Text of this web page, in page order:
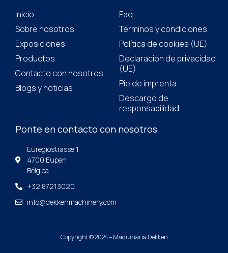
Inicio
Sobre nosotros
Exposiciones
Productos
Contacto con nosotros
Blogs y noticias
Faq
Términos y condiciones
Política de cookies (UE)
Declaración de privacidad
(UE)
Pie de imprenta
Descargo de
responsabilidad
Ponte en contacto con nosotros
Euregiostrasse 1
4700 Eupen
Bélgica
+32 87213020
info@dekkenmachinery.com
Copyright © 2024 – Maquinaria Dekken